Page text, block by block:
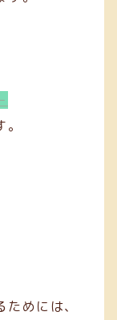
めには、